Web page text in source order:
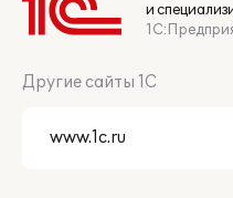
и
Другие сайты 1С